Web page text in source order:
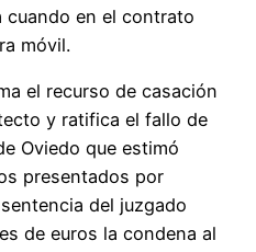
en el contrato
móvil.
el recurso de casación
y ratifica el fallo de
Oviedo que estimó
presentados por
del juzgado
de euros la condena al